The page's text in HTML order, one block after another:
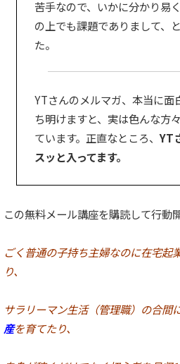
苦手なので、いかに分かり易
の上でも課題でありまして、
た。
YTさんのメルマガ、本当に面
ち明けますと、実は色んな方
ています。正直なところ、YT
スッと入ってます。
この無料メール講座を購読して行動
ごく普通の子持ち主婦なのに在宅起
り、
サラリーマン生活（管理職）の合間
産を育てたり、